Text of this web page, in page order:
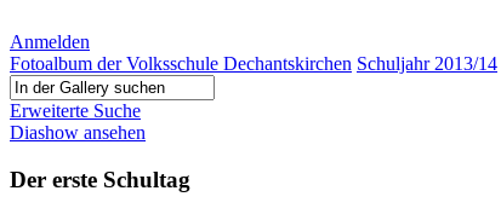
Anmelden
Fotoalbum der Volksschule Dechantskirchen Schuljahr 2013/14
Erweiterte Suche
Diashow ansehen
Der erste Schultag